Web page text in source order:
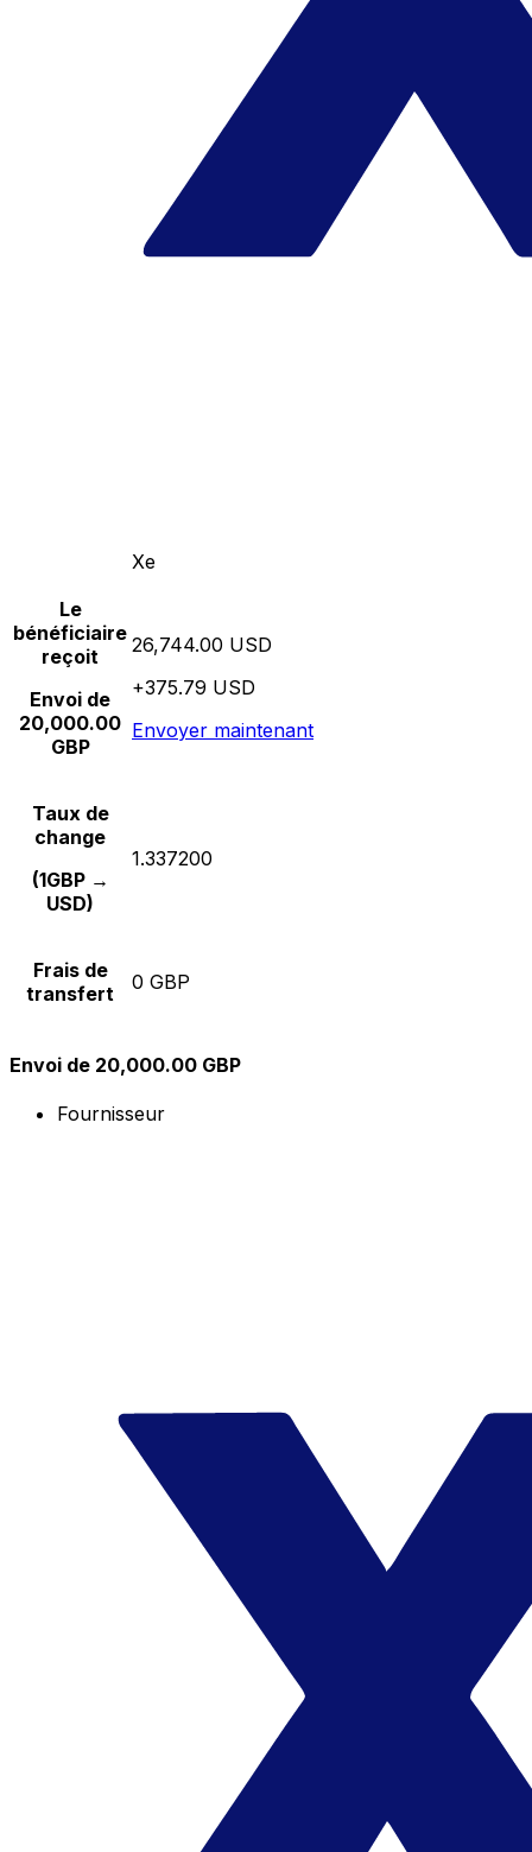
Xe
Le
bénéficiaire
reçoit
Envoi de
20,000.00
GBP
26,744.00 USD
+375.79 USD
Envoyer maintenant
Taux de
change
(1GBP →
USD)
1.337200
Frais de
transfert
0 GBP
Envoi de 20,000.00 GBP
Fournisseur